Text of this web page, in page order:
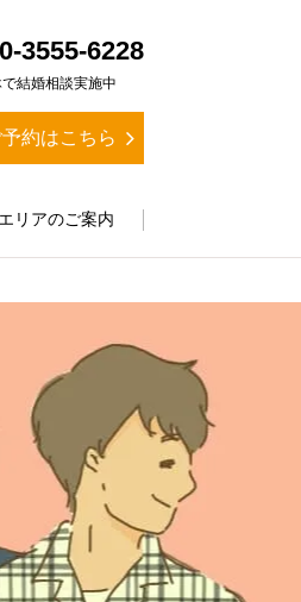
3555-6228
結婚相談実施中
約はこちら
エリアのご案内